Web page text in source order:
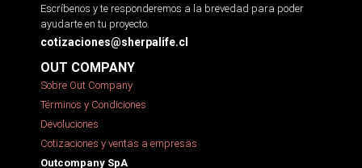
Escríbenos y te responderemos a la brevedad para poder
ayudarte en tu proyecto.
cotizaciones@sherpalife.cl
OUT COMPANY
Sobre Out Company
Términos y Condiciones
Devoluciones
Cotizaciones y ventas a empresas
Outcompany SpA